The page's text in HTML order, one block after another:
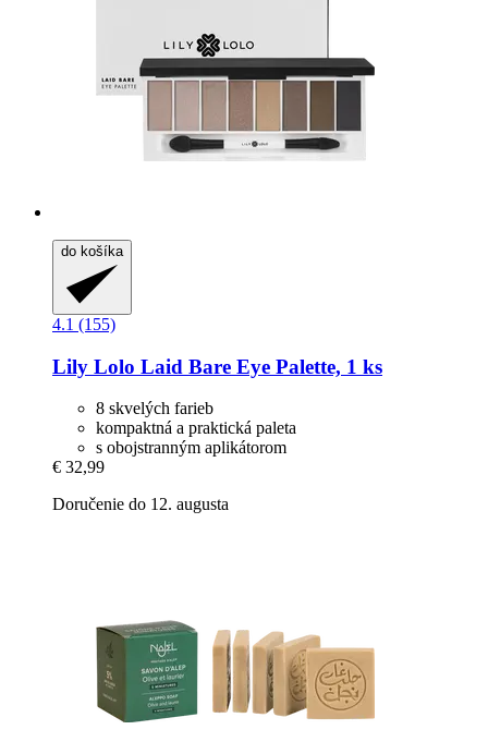
do košíka
4.1 (155)
Lily Lolo Laid Bare Eye Palette, 1 ks
8 skvelých farieb
kompaktná a praktická paleta
s obojstranným aplikátorom
€ 32,99
Doručenie do 12. augusta